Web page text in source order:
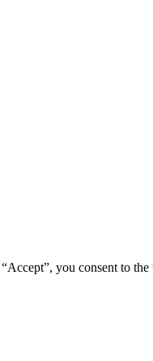
you consent to